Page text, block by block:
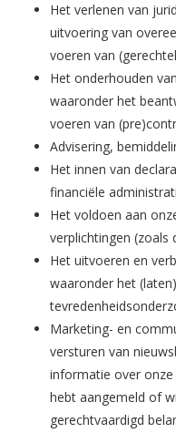
Het verlenen van
uitvoering van
voeren van
Het onderhouden
waaronder het
voeren van
Advisering,
Het innen van
financiële
Het voldoen aan
verplichtingen (zoals
Het uitvoeren en
waaronder het
Marketing- en
versturen van
informatie over
hebt aangemeld of
gerechtvaardigd